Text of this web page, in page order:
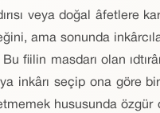
veya doğal âfetlere
ama sonunda
fiilin masdarı olan
inkârı seçip ona göre
hususunda özgür